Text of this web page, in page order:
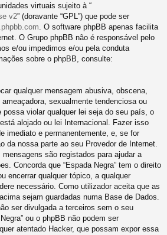
virtuais sujeito à “
v2” (doravante “GPL”) que pode ser
. O software phpBB apenas facilita
O Grupo phpBB não é responsável pelo
e/ou impedimos e/ou pela conduta
sobre o phpBB, consulte:
qualquer mensagem abusiva, obscena,
sexualmente tendenciosa ou
possa violar qualquer lei seja do seu país, o
alojado ou lei Internacional. Fazer isso
imediato e permanentemente, e, se for
da nossa parte ao seu Provedor de Internet.
são registados para ajudar a
Concorda que “Espada Negra” tem o direito
encerrar qualquer tópico, a qualquer
necessário. Como utilizador aceita que as
sejam guardadas numa Base de Dados.
ser divulgada a terceiros sem o seu
ou o phpBB não podem ser
atentado Hacker, que possam expor essa